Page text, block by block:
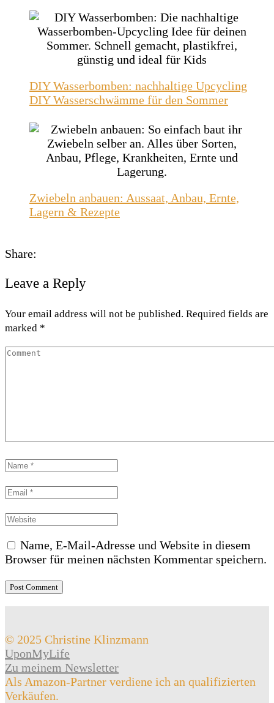
DIY Wasserbomben: nachhaltige Upcycling
DIY Wasserschwämme für den Sommer
Zwiebeln anbauen: Aussaat, Anbau, Ernte,
Lagern & Rezepte
Share:
Leave a Reply
Your email address will not be published. Required fields are
marked *
Name, E-Mail-Adresse und Website in diesem
Browser für meinen nächsten Kommentar speichern.
© 2025 Christine Klinzmann
UponMyLife
Zu meinem Newsletter
Als Amazon-Partner verdiene ich an qualifizierten
Verkäufen.